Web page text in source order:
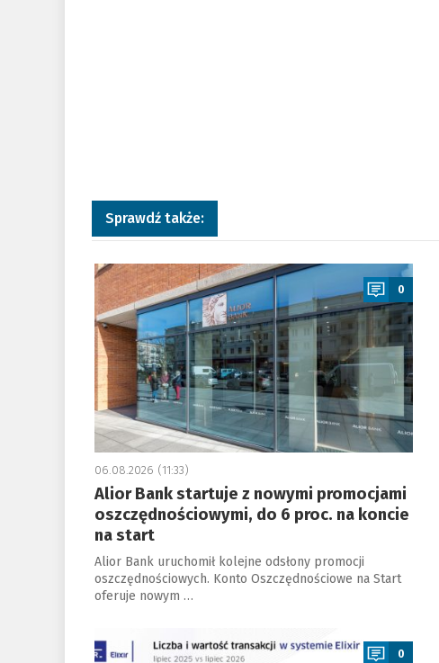
Sprawdź także:
a
0
06.08.2026 (11:33)
Alior Bank startuje z nowymi promocjami
oszczędnościowymi, do 6 proc. na koncie
na start
Alior Bank uruchomił kolejne odsłony promocji
oszczędnościowych. Konto Oszczędnościowe na Start
oferuje nowym …
0